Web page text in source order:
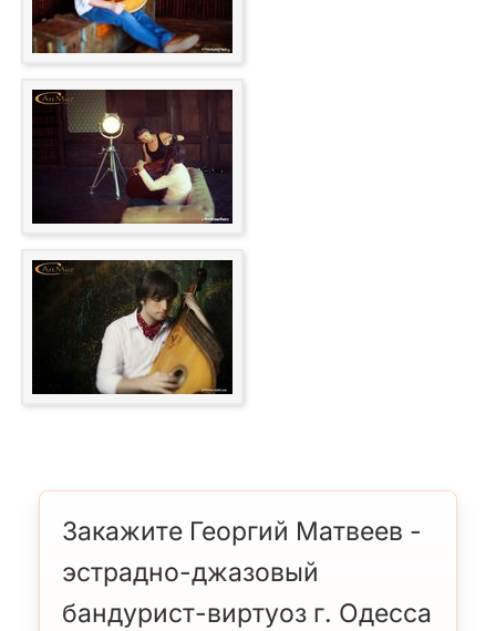
Закажите Георгий Матвеев -
эстрадно-джазовый
бандурист-виртуоз г. Одесса